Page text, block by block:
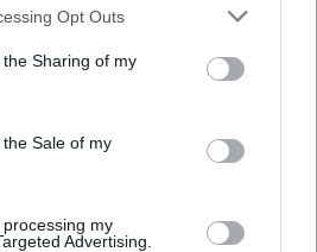
app uses one or more Google
usage behaviour. You may click to
Google and its third-party tags to
purposes in below Google
Opt Outs
Sharing of my
Sale of my
my
Advertising.
2026-08-15 18:00